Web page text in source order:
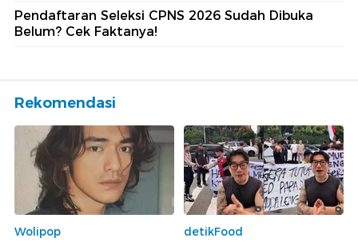
Pendaftaran Seleksi CPNS 2026 Sudah Dibuka
Belum? Cek Faktanya!
Rekomendasi
Wolipop
detikFood